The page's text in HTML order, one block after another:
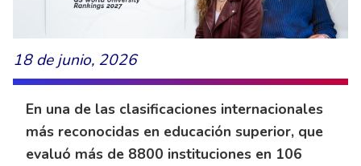
18 de junio, 2026
En una de las clasificaciones internacionales
más reconocidas en educación superior, que
evaluó más de 8800 instituciones en 106